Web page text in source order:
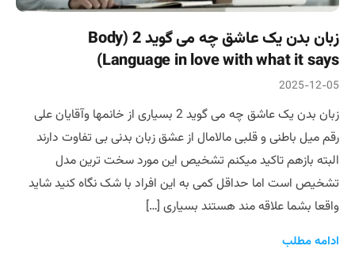
زبان بدن یک عاشق چه می گوید 2 (Body
Language in love with what it says)
2025-12-05
زبان بدن یک عاشق چه می گوید 2 بسیاری از خانمها وآقایان علی
رقم میل باطنی و قلبی مالامال از عشق زبان بدنی بی تفاوت دارند
البته بازهم تاکید میکنم تشخیص این مورد سخت ترین مدل
تشخیص است اما حداقل کمی به این افراد با شک نگاه کنید شاید
واقعا بشما علاقه مند هستند بسیاری […]
ادامه مطلب